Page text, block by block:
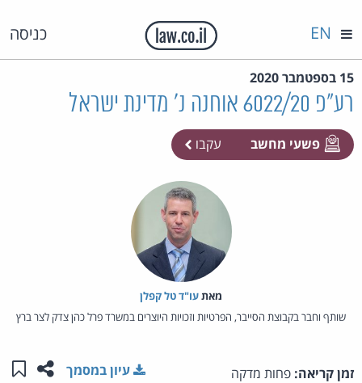
כניסה EN
15 בספטמבר 2020
רע"פ 6022/20 אוחנה נ' מדינת ישראל
פשעי מחשב עקבו
מאת‏עו"ד טל קפלן
שותף וחבר בקבוצת הסייבר, הפרטיות וזכויות היוצרים במשרד פרל כהן צדק לצר ברץ
זמן קריאה: פחות מדקה שתפו
עיון במסמך